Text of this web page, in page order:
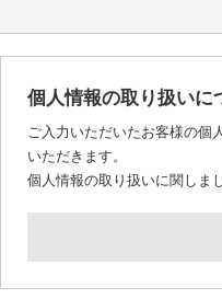
個人情報の取り扱いに
ご入力いただいたお客様の個
いただきます。
個人情報の取り扱いに関しま